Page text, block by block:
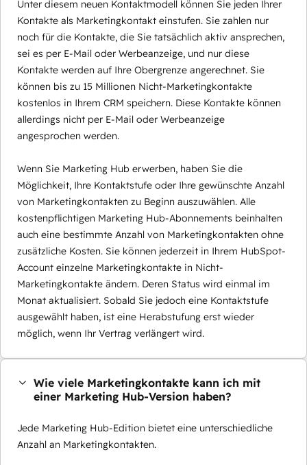
Unter diesem neuen Kontaktmodell können Sie jeden Ihrer
Kontakte als Marketingkontakt einstufen. Sie zahlen nur
noch für die Kontakte, die Sie tatsächlich aktiv ansprechen,
sei es per E-Mail oder Werbeanzeige, und nur diese
Kontakte werden auf Ihre Obergrenze angerechnet. Sie
können bis zu 15 Millionen Nicht-Marketingkontakte
kostenlos in Ihrem CRM speichern. Diese Kontakte können
allerdings nicht per E-Mail oder Werbeanzeige
angesprochen werden.
Wenn Sie Marketing Hub erwerben, haben Sie die
Möglichkeit, Ihre Kontaktstufe oder Ihre gewünschte Anzahl
von Marketingkontakten zu Beginn auszuwählen. Alle
kostenpflichtigen Marketing Hub-Abonnements beinhalten
auch eine bestimmte Anzahl von Marketingkontakten ohne
zusätzliche Kosten. Sie können jederzeit in Ihrem HubSpot-
Account einzelne Marketingkontakte in Nicht-
Marketingkontakte ändern. Deren Status wird einmal im
Monat aktualisiert. Sobald Sie jedoch eine Kontaktstufe
ausgewählt haben, ist eine Herabstufung erst wieder
möglich, wenn Ihr Vertrag verlängert wird.
Wie viele Marketingkontakte kann ich mit
einer Marketing Hub-Version haben?
Jede Marketing Hub-Edition bietet eine unterschiedliche
Anzahl an Marketingkontakten.